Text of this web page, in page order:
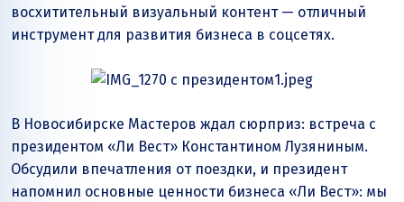
восхитительный визуальный контент — отличный
инструмент для развития бизнеса в соцсетях.
В Новосибирске Мастеров ждал сюрприз: встреча с
президентом «Ли Вест» Константином Лузяниным.
Обсудили впечатления от поездки, и президент
напомнил основные ценности бизнеса «Ли Вест»: мы